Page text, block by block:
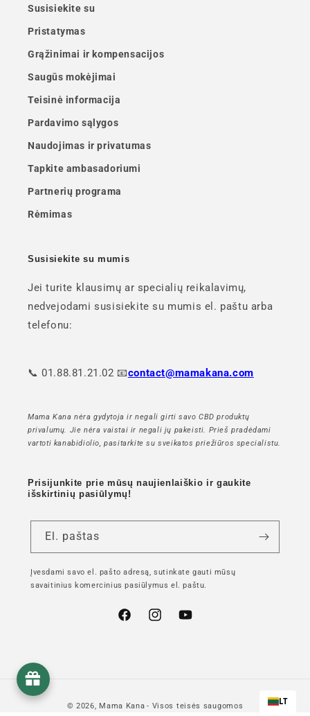
Susisiekite su
Pristatymas
Grąžinimai ir kompensacijos
Saugūs mokėjimai
Teisinė informacija
Pardavimo sąlygos
Naudojimas ir privatumas
Tapkite ambasadoriumi
Partnerių programa
Rėmimas
Susisiekite su mumis
Jei turite klausimų ar specialių reikalavimų,
nedvejodami susisiekite su mumis el. paštu arba
telefonu:
📞 01.88.81.21.02 📧contact@mamakana.com
Mama Kana nėra gydytoja ir negali girti savo CBD produktų
privalumų. Jie nėra vaistai ir negali jų pakeisti. Prieš pradėdami
vartoti kanabidiolio, pasitarkite su sveikatos priežiūros specialistu.
Prisijunkite prie mūsų naujienlaiškio ir gaukite
išskirtinių pasiūlymų!
El. paštas
Įvesdami savo el. pašto adresą, sutinkate gauti mūsų
savaitinius komercinius pasiūlymus el. paštu.
"Facebook""Instagram""YouTube"
© 2026, Mama Kana - Visos teisės saugomos LT